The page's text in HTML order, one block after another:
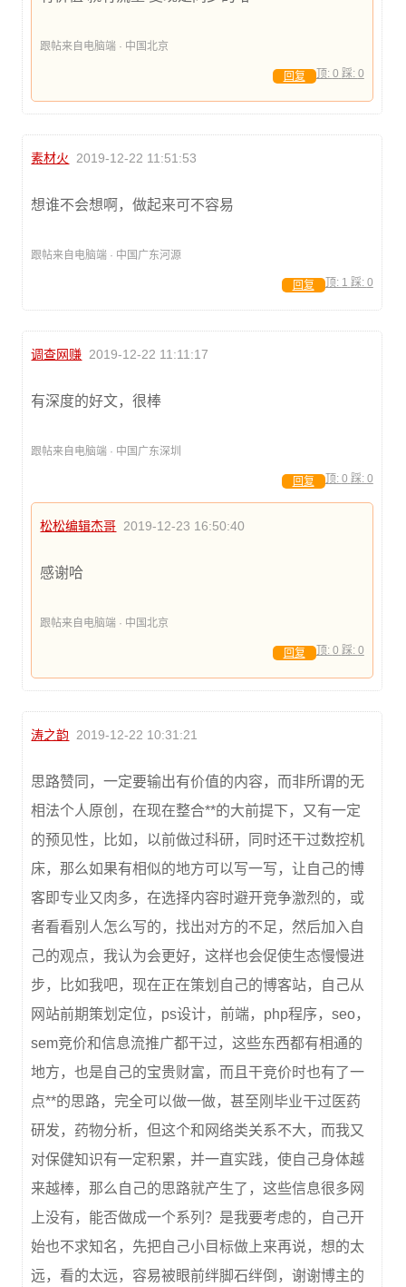
跟帖来自电脑端 · 中国北京
顶: 0 踩: 0
回复
素材火 2019-12-22 11:51:53
想谁不会想啊，做起来可不容易
跟帖来自电脑端 · 中国广东河源
顶: 1 踩: 0
回复
调查网赚 2019-12-22 11:11:17
有深度的好文，很棒
跟帖来自电脑端 · 中国广东深圳
顶: 0 踩: 0
回复
松松编辑杰哥 2019-12-23 16:50:40
感谢哈
跟帖来自电脑端 · 中国北京
顶: 0 踩: 0
回复
涛之韵 2019-12-22 10:31:21
思路赞同，一定要输出有价值的内容，而非所谓的无
相法个人原创，在现在整合**的大前提下，又有一定
的预见性，比如，以前做过科研，同时还干过数控机
床，那么如果有相似的地方可以写一写，让自己的博
客即专业又肉多，在选择内容时避开竞争激烈的，或
者看看别人怎么写的，找出对方的不足，然后加入自
己的观点，我认为会更好，这样也会促使生态慢慢进
步，比如我吧，现在正在策划自己的博客站，自己从
网站前期策划定位，ps设计，前端，php程序，seo，
sem竞价和信息流推广都干过，这些东西都有相通的
地方，也是自己的宝贵财富，而且干竞价时也有了一
点**的思路，完全可以做一做，甚至刚毕业干过医药
研发，药物分析，但这个和网络类关系不大，而我又
对保健知识有一定积累，并一直实践，使自己身体越
来越棒，那么自己的思路就产生了，这些信息很多网
上没有，能否做成一个系列？是我要考虑的，自己开
始也不求知名，先把自己小目标做上来再说，想的太
远，看的太远，容易被眼前绊脚石绊倒，谢谢博主的